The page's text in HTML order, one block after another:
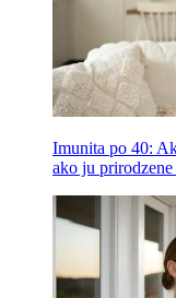
Imunita po 40:
ako ju